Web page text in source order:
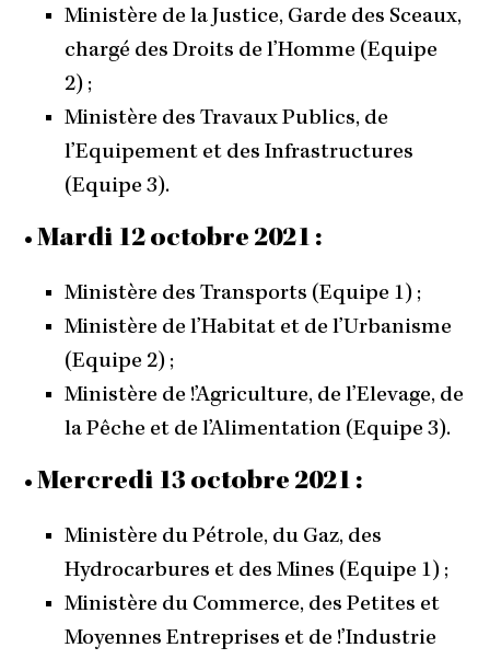
Ministère de la Justice, Garde des Sceaux,
chargé des Droits de l’Homme (Equipe
2) ;
Ministère des Travaux Publics, de
l’Equipement et des Infrastructures
(Equipe 3).
• Mardi 12 octobre 2021 :
Ministère des Transports (Equipe 1) ;
Ministère de l’Habitat et de l’Urbanisme
(Equipe 2) ;
Ministère de !’Agriculture, de l’Elevage, de
la Pêche et de l’Alimentation (Equipe 3).
• Mercredi 13 octobre 2021 :
Ministère du Pétrole, du Gaz, des
Hydrocarbures et des Mines (Equipe 1) ;
Ministère du Commerce, des Petites et
Moyennes Entreprises et de !’Industrie